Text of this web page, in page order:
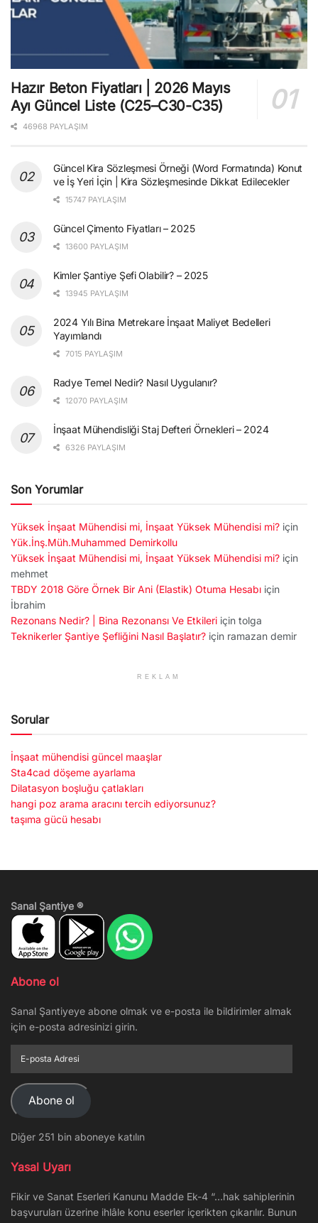
Hazır Beton Fiyatları | 2026 Mayıs
Ayı Güncel Liste (C25–C30-C35)
46968 PAYLAŞIM
Güncel Kira Sözleşmesi Örneği (Word Formatında) Konut
ve İş Yeri İçin | Kira Sözleşmesinde Dikkat Edilecekler
15747 PAYLAŞIM
Güncel Çimento Fiyatları – 2025
13600 PAYLAŞIM
Kimler Şantiye Şefi Olabilir? – 2025
13945 PAYLAŞIM
2024 Yılı Bina Metrekare İnşaat Maliyet Bedelleri
Yayımlandı
7015 PAYLAŞIM
Radye Temel Nedir? Nasıl Uygulanır?
12070 PAYLAŞIM
İnşaat Mühendisliği Staj Defteri Örnekleri – 2024
6326 PAYLAŞIM
Son Yorumlar
Yüksek İnşaat Mühendisi mi, İnşaat Yüksek Mühendisi mi? için
Yük.İnş.Müh.Muhammed Demirkollu
Yüksek İnşaat Mühendisi mi, İnşaat Yüksek Mühendisi mi? için
mehmet
TBDY 2018 Göre Örnek Bir Ani (Elastik) Otuma Hesabı için
İbrahim
Rezonans Nedir? | Bina Rezonansı Ve Etkileri için tolga
Teknikerler Şantiye Şefliğini Nasıl Başlatır? için ramazan demir
REKLAM
Sorular
İnşaat mühendisi güncel maaşlar
Sta4cad döşeme ayarlama
Dilatasyon boşluğu çatlakları
hangi poz arama aracını tercih ediyorsunuz?
taşıma gücü hesabı
Sanal Şantiye ®
Abone ol
Sanal Şantiyeye abone olmak ve e-posta ile bildirimler almak
için e-posta adresinizi girin.
posta
Adresi
Abone ol
Diğer 251 bin aboneye katılın
Yasal Uyarı
Fikir ve Sanat Eserleri Kanunu Madde Ek-4 “…hak sahiplerinin
başvuruları üzerine ihlâle konu eserler içerikten çıkarılır. Bunun